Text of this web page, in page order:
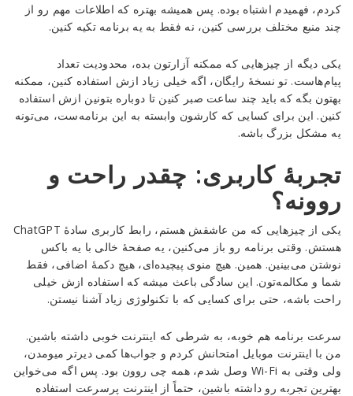
کردم، فهمیدم اشتباه بوده. پس همیشه بهتره که اطلاعات مهم رو از
چند منبع مختلف بررسی کنین، نه فقط به یه برنامه تکیه کنین.
یکی دیگه از چیزهایی که ممکنه آزارتون بده، محدودیت تعداد
پیام‌هاست. تو نسخهٔ رایگان، اگه خیلی زیاد ازش استفاده کنین، ممکنه
بهتون بگه که باید چند ساعت صبر کنین تا دوباره بتونین ازش استفاده
کنین. این برای کسایی که کارشون وابسته به این برنامه‌ست، می‌تونه
یه مشکل بزرگ باشه.
تجربهٔ کاربری: چقدر راحت و
روونه؟
یکی از چیزهایی که من عاشقش هستم، رابط کاربری سادهٔ ChatGPT
هستش. وقتی برنامه رو باز می‌کنین، یه صفحهٔ خالی با یه باکس
نوشتن می‌بینین. همین. هیچ منوی پیچیده‌ای، هیچ دکمهٔ اضافی، فقط
شما و مکالمه‌تون. این سادگی باعث میشه که استفاده ازش خیلی
راحت باشه، حتی برای کسایی که با تکنولوژی زیاد آشنا نیستن.
سرعت برنامه هم خوبه، به شرطی که اینترنت خوبی داشته باشین.
من با اینترنت موبایل امتحانش کردم و جواب‌ها کمی دیرتر میومدن،
ولی وقتی به Wi-Fi وصل شدم، همه چی روون بود. پس اگه می‌خواین
بهترین تجربه رو داشته باشین، حتماً از اینترنت پرسرعت استفاده